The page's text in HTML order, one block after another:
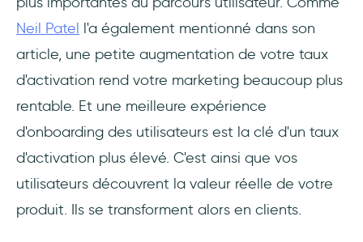
Neil Patel l'a également mentionné dans son
article, une petite augmentation de votre taux
d'activation rend votre marketing beaucoup plus
rentable. Et une meilleure expérience
d'onboarding des utilisateurs est la clé d'un taux
d'activation plus élevé. C'est ainsi que vos
utilisateurs découvrent la valeur réelle de votre
produit. Ils se transforment alors en clients.